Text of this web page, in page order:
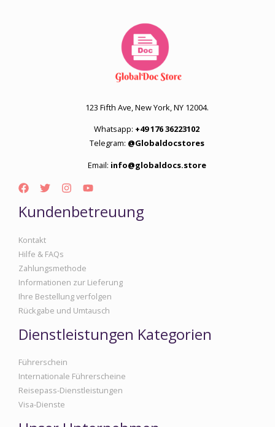
123 Fifth Ave, New York, NY 12004.
Whatsapp: +49 176 36223102
Telegram: @Globaldocstores
Email: info@globaldocs.store
Kundenbetreuung
Kontakt
Hilfe & FAQs
Zahlungsmethode
Informationen zur Lieferung
Ihre Bestellung verfolgen
Rückgabe und Umtausch
Dienstleistungen Kategorien
Führerschein
Internationale Führerscheine
Reisepass-Dienstleistungen
Visa-Dienste